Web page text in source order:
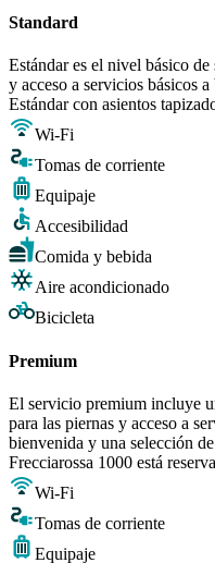
Standard
Estándar es el nivel básico
y acceso a servicios básicos
Estándar con asientos
Wi-Fi
Tomas de corriente
Equipaje
Accesibilidad
Comida y bebida
Aire acondicionado
Bicicleta
Premium
El servicio premium incluye
para las piernas y acceso a
bienvenida y una selección
Frecciarossa 1000 está
Wi-Fi
Tomas de corriente
Equipaje